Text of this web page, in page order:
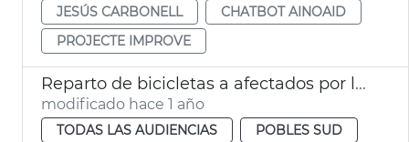
JESÚS CARBONELL
CHATBOT AINOAID
PROJECTE IMPROVE
Reparto de bicicletas a afectados por la dana València
modificado hace 1 año
TODAS LAS AUDIENCIAS
POBLES SUD